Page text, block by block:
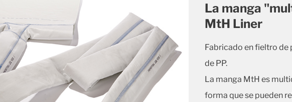
La manga
MtH Liner
Fabricado en fieltro
de PP.
La manga MtH es
forma que se pueden